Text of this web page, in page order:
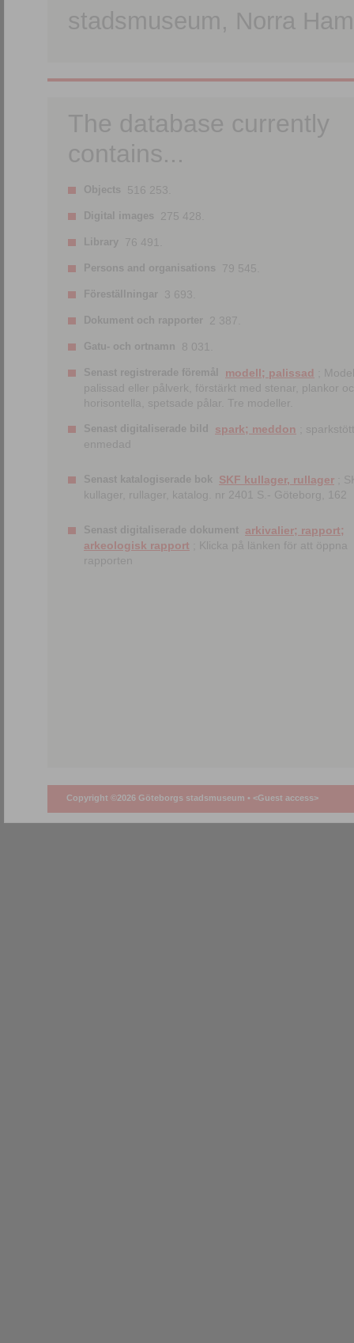
stadsmuseum, Norra
The database currently
contains...
Objects 516 253.
Digital images 275 428.
Library 76 491.
Persons and organisations 79 545.
Föreställningar 3 693.
Dokument och rapporter 2 387.
Gatu- och ortnamn 8 031.
Senast registrerade föremål modell; palissad
;
palissad eller pålverk, förstärkt med stenar, plankor
horisontella, spetsade pålar. Tre modeller.
Senast digitaliserade bild spark; meddon ;
enmedad
Senast katalogiserade bok SKF kullager, rullager ;
kullager, rullager, katalog. nr 2401 S.- Göteborg, 162
Senast digitaliserade dokument arkivalier; rapport;
arkeologisk rapport ; Klicka på länken för att öppna
rapporten
Copyright ©2026 Göteborgs stadsmuseum • <Guest access>